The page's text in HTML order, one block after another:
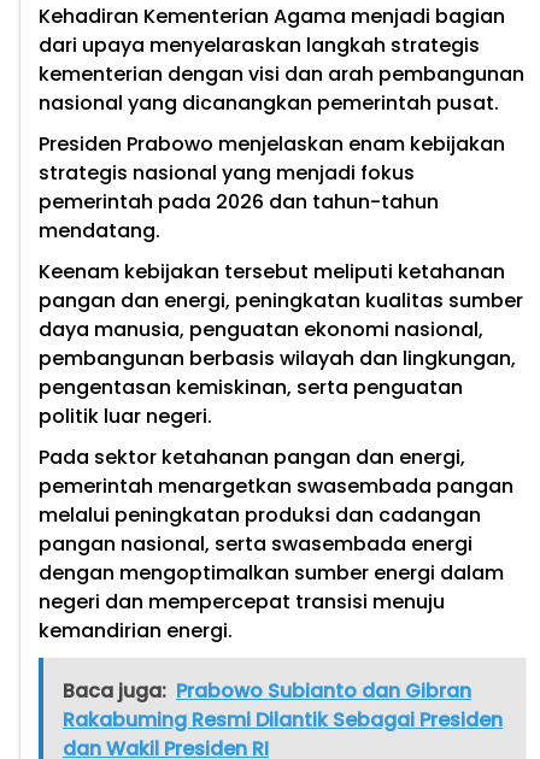
Kehadiran Kementerian Agama menjadi bagian
dari upaya menyelaraskan langkah strategis
kementerian dengan visi dan arah pembangunan
nasional yang dicanangkan pemerintah pusat.
Presiden Prabowo menjelaskan enam kebijakan
strategis nasional yang menjadi fokus
pemerintah pada 2026 dan tahun-tahun
mendatang.
Keenam kebijakan tersebut meliputi ketahanan
pangan dan energi, peningkatan kualitas sumber
daya manusia, penguatan ekonomi nasional,
pembangunan berbasis wilayah dan lingkungan,
pengentasan kemiskinan, serta penguatan
politik luar negeri.
Pada sektor ketahanan pangan dan energi,
pemerintah menargetkan swasembada pangan
melalui peningkatan produksi dan cadangan
pangan nasional, serta swasembada energi
dengan mengoptimalkan sumber energi dalam
negeri dan mempercepat transisi menuju
kemandirian energi.
Baca juga: Prabowo Subianto dan Gibran
Rakabuming Resmi Dilantik Sebagai Presiden
dan Wakil Presiden RI